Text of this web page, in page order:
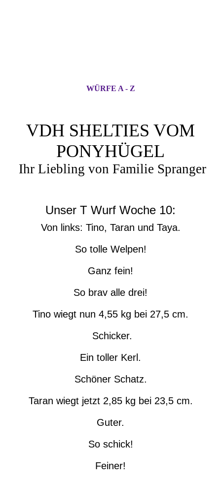
WÜRFE A - Z
VDH SHELTIES VOM
PONYHÜGEL
Ihr Liebling von Familie Spranger
Unser T Wurf Woche 10:
Von links: Tino, Taran und Taya.
So tolle Welpen!
Ganz fein!
So brav alle drei!
Tino wiegt nun 4,55 kg bei 27,5 cm.
Schicker.
Ein toller Kerl.
Schöner Schatz.
Taran wiegt jetzt 2,85 kg bei 23,5 cm.
Guter.
So schick!
Feiner!